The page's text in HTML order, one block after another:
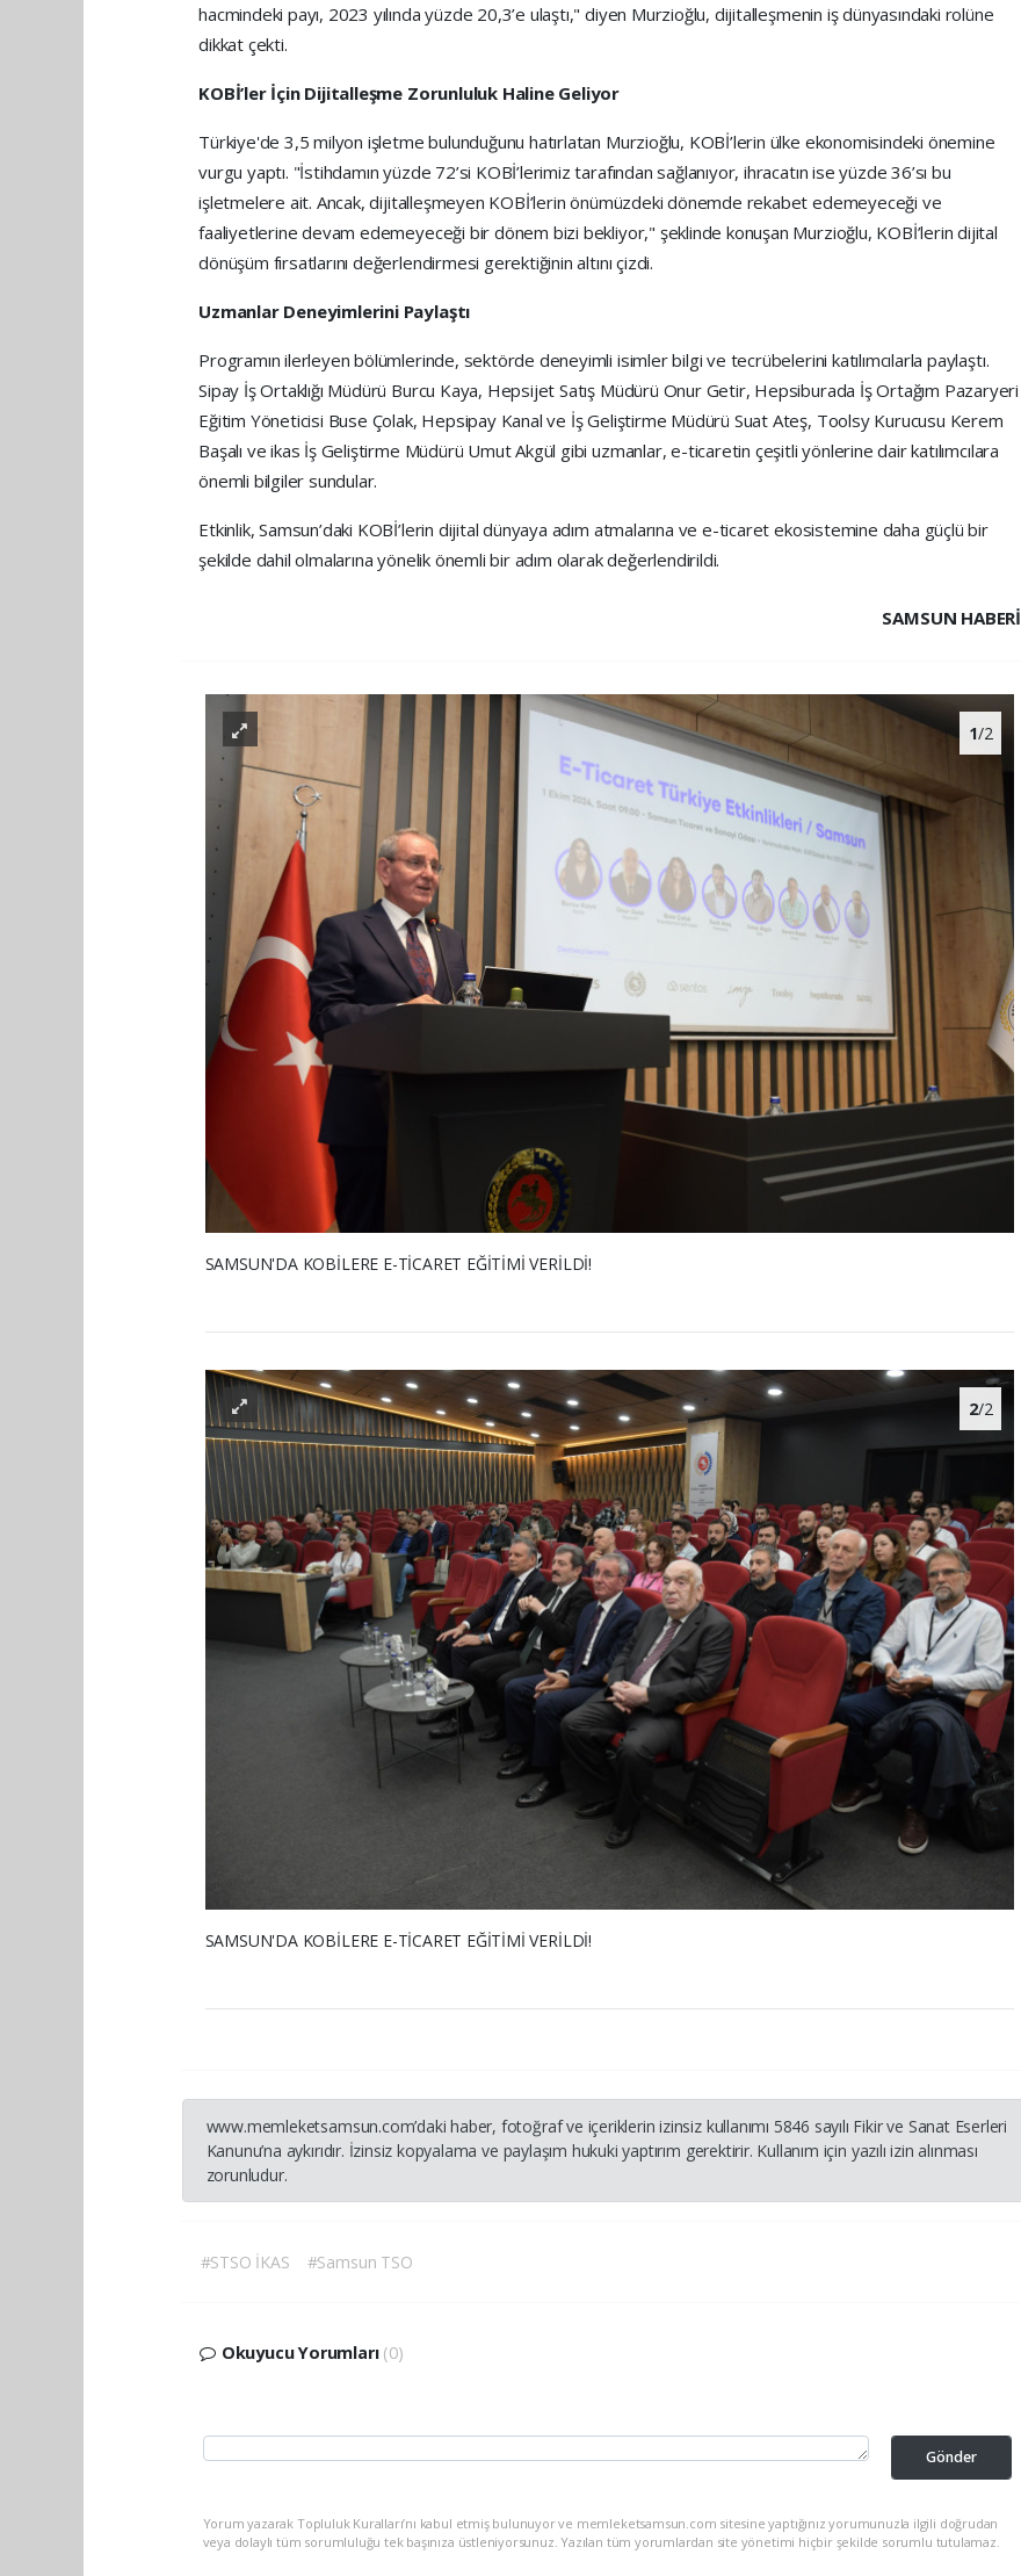
hacmindeki payı, 2023 yılında yüzde 20,3’e ulaştı," diyen Murzioğlu, dijitalleşmenin iş dünyasındaki rolüne
dikkat çekti.
KOBİ’ler İçin Dijitalleşme Zorunluluk Haline Geliyor
Türkiye'de 3,5 milyon işletme bulunduğunu hatırlatan Murzioğlu, KOBİ’lerin ülke ekonomisindeki önemine
vurgu yaptı. "İstihdamın yüzde 72’si KOBİ’lerimiz tarafından sağlanıyor, ihracatın ise yüzde 36’sı bu
işletmelere ait. Ancak, dijitalleşmeyen KOBİ’lerin önümüzdeki dönemde rekabet edemeyeceği ve
faaliyetlerine devam edemeyeceği bir dönem bizi bekliyor," şeklinde konuşan Murzioğlu, KOBİ’lerin dijital
dönüşüm fırsatlarını değerlendirmesi gerektiğinin altını çizdi.
Uzmanlar Deneyimlerini Paylaştı
Programın ilerleyen bölümlerinde, sektörde deneyimli isimler bilgi ve tecrübelerini katılımcılarla paylaştı.
Sipay İş Ortaklığı Müdürü Burcu Kaya, Hepsijet Satış Müdürü Onur Getir, Hepsiburada İş Ortağım Pazaryeri
Eğitim Yöneticisi Buse Çolak, Hepsipay Kanal ve İş Geliştirme Müdürü Suat Ateş, Toolsy Kurucusu Kerem
Başalı ve ikas İş Geliştirme Müdürü Umut Akgül gibi uzmanlar, e-ticaretin çeşitli yönlerine dair katılımcılara
önemli bilgiler sundular.
Etkinlik, Samsun’daki KOBİ’lerin dijital dünyaya adım atmalarına ve e-ticaret ekosistemine daha güçlü bir
şekilde dahil olmalarına yönelik önemli bir adım olarak değerlendirildi.
SAMSUN HABERİ
1/2
SAMSUN'DA KOBİLERE E-TİCARET EĞİTİMİ VERİLDİ!
2/2
SAMSUN'DA KOBİLERE E-TİCARET EĞİTİMİ VERİLDİ!
www.memleketsamsun.com’daki haber, fotoğraf ve içeriklerin izinsiz kullanımı 5846 sayılı Fikir ve Sanat Eserleri
Kanunu’na aykırıdır. İzinsiz kopyalama ve paylaşım hukuki yaptırım gerektirir. Kullanım için yazılı izin alınması
zorunludur.
#STSO İKAS #Samsun TSO
Okuyucu Yorumları (0)
Gönder
Yorum yazarak Topluluk Kuralları’nı kabul etmiş bulunuyor ve memleketsamsun.com sitesine yaptığınız yorumunuzla ilgili doğrudan
veya dolaylı tüm sorumluluğu tek başınıza üstleniyorsunuz. Yazılan tüm yorumlardan site yönetimi hiçbir şekilde sorumlu tutulamaz.